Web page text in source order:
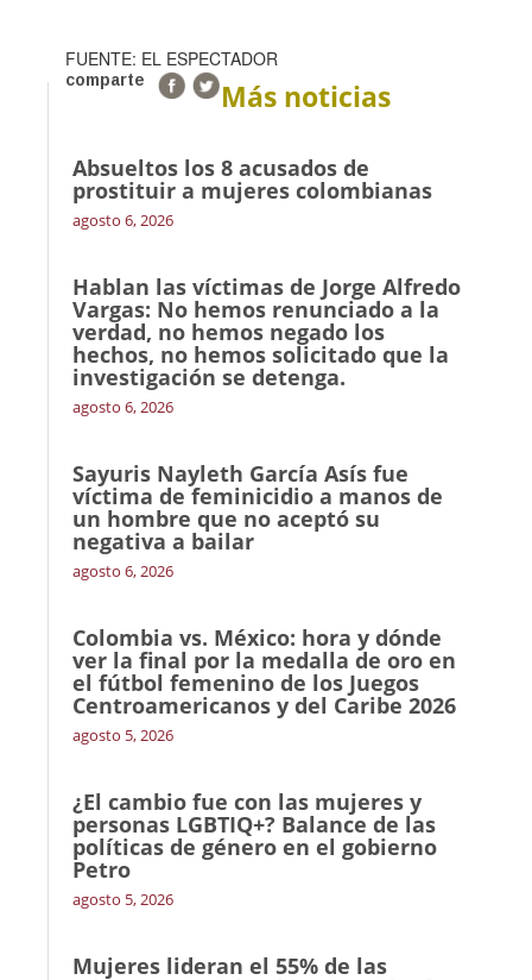
FUENTE: EL ESPECTADOR
comparte Más noticias
Absueltos los 8 acusados de
prostituir a mujeres colombianas
agosto 6, 2026
Hablan las víctimas de Jorge Alfredo
Vargas: No hemos renunciado a la
verdad, no hemos negado los
hechos, no hemos solicitado que la
investigación se detenga.
agosto 6, 2026
Sayuris Nayleth García Asís fue
víctima de feminicidio a manos de
un hombre que no aceptó su
negativa a bailar
agosto 6, 2026
Colombia vs. México: hora y dónde
ver la final por la medalla de oro en
el fútbol femenino de los Juegos
Centroamericanos y del Caribe 2026
agosto 5, 2026
¿El cambio fue con las mujeres y
personas LGBTIQ+? Balance de las
políticas de género en el gobierno
Petro
agosto 5, 2026
Mujeres lideran el 55% de las